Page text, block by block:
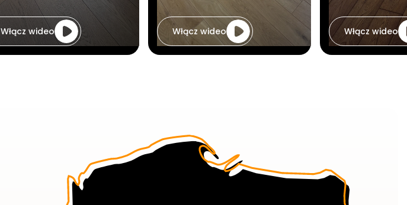
Włącz wideo Włącz wideo Włącz wideo